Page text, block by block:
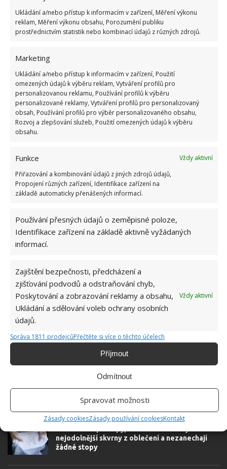
Ukládání a/nebo přístup k informacím v zařízení, Měření výkonu
reklam, Měření výkonu obsahu, Porozumění publiku
prostřednictvím statistik nebo kombinací údajů z různých zdrojů.
Marketing
Ukládání a/nebo přístup k informacím v zařízení, Použití
omezených údajů k výběru reklam, Vytváření profilů pro
personalizovanou reklamu, Používání profilů k výběru
personalizované reklamy, Vytváření profilů pro personalizovaný
obsah, Používání profilů pro výběr personalizovaného obsahu,
Rozvoj a zlepšování služeb, Použití omezených údajů k výběru
obsahu.
Funkce
Vždy aktivní
Přiřazování a kombinování údajů z jiných zdrojů údajů,
Propojení různých zařízení, Identifikace zařízení na
základě automaticky přenášených informací.
Používání přesných údajů o zeměpisné poloze,
Identifikace zařízení na základě aktivně vyžádaných
informací.
Zajištění bezpečnosti, předcházení a
zjišťování podvodů a odstraňování chyb,
Poskytování a zobrazování reklamy a obsahu,
Ukládání a sdělování voleb ochrany osobních
údajů.
Vždy aktivní
Správa 1811 prodejcůPřečtěte si více o těchto účelech
Příjmout
Odmítnout
Spravovat možnosti
Zásady cookiesZásady používání cookiesKontakt
několik hodin působit. Pytel můžete umístit na verandu,
zahradu, balkon nebo nechat stát ve vaně, odkud lze
hodinách namáčení mřížku vydrhněte, umyjte a osušte.
Fotografie: Homequicks,Theorganisedhousewife
ČIŠTĚNÍ DOMÁCÍ PRÁCE MŘÍŽKA TROUBA
Na mastnou vodu v bazénu platí tato geniálně
jednoduchá finta, díky které ušetříte za drahou
nejodolnější skvrny z oblečení a nezanechají
žádné stopy